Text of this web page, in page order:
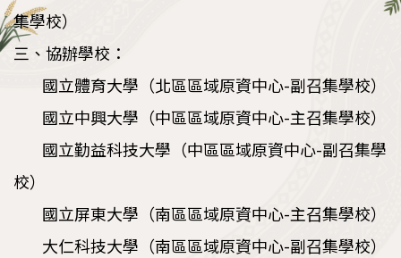
集學校）
三、協辦學校：
國立體育大學（北區區域原資中心-副召集學校）
國立中興大學（中區區域原資中心-主召集學校）
國立勤益科技大學（中區區域原資中心-副召集學
校）
國立屏東大學（南區區域原資中心-主召集學校）
大仁科技大學（南區區域原資中心-副召集學校）